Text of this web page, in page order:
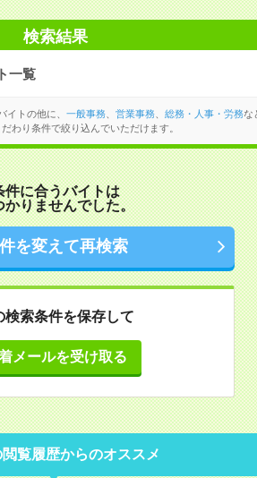
検索結果
一覧
トの他に、 一般事務、 営業事務、 総務・人事・労務な
わり条件で絞り込んでいただけます。
件に合うバイトは
かりませんでした。
を変えて再検索
検索条件を保存して
メールを受け取る
覧履歴からのオススメ